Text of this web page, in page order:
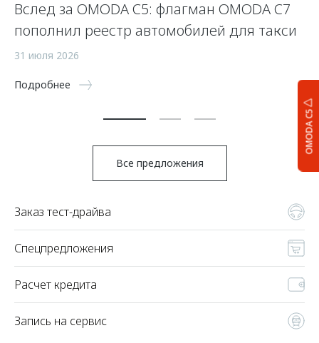
OMODA C5
Вслед за OMODA C5: флагман OMODA C7
пополнил реестр автомобилей для такси
31 июля 2026
Подробнее
5
Все предложения
Заказ тест-драйва
Спецпредложения
Расчет кредита
Запись на сервис